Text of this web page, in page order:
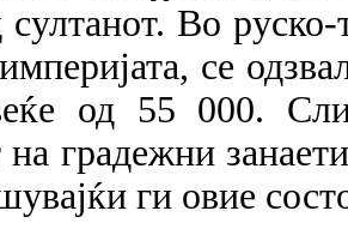
Во
се
од 55 000.
на градежни
ги овие